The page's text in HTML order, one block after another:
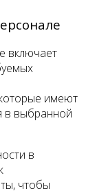
включает
имеют
в выбранной
в
чтобы